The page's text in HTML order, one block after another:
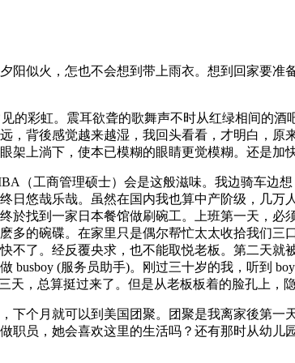
似火，怎也不会想到带上雨衣。想到回家要准
的彩虹。震耳欲聋的歌舞声不时从红绿相间的酒
背後感觉越来越湿，我回头看看，才明白，原
上淌下，使本已模糊的眼睛更觉模糊。还是加
（工商管理硕士）会是这般滋味。我边骑车边
悠哉乐哉。虽然在国内我也算中产阶级，几万
找到一家日本餐馆做刷碗工。上班第一天，必
的碗碟。在家里只是偶尔帮忙太太收拾我们三
了。经反覆央求，也不能取悦老板。第二天就
(服务员助手)。刚过三十岁的我，听到
，总算挺过来了。但是从老板板着的脸孔上，
个月就可以到美国团聚。团聚是我离家後第一
员，她会喜欢这里的生活吗？还有那时从幼儿